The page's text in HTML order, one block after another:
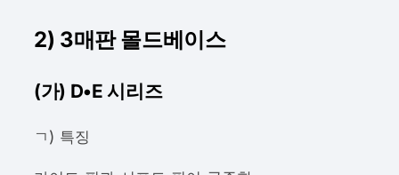
2) 3매판 몰드베이스
(가) D•E 시리즈
ㄱ) 특징